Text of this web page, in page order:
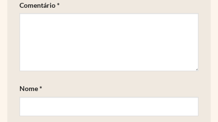
Comentário*
Nome*